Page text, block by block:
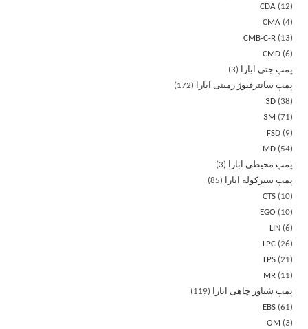
CDA
12
CMA 4
CMB-C-R
13
CMD 6
پمپ جتی ابارا
3
پمپ سانترفیوژ زمینی ابارا
172
3D 38
3M
71
FSD
9
MD
54
پمپ محیطی ابارا
3
پمپ سیرکوله ابارا
85
CTS
10
EGO
10
LIN
6
LPC 26
LPS 21
MR
11
پمپ شناور چاهی ابارا
119
EBS 61
OM
3